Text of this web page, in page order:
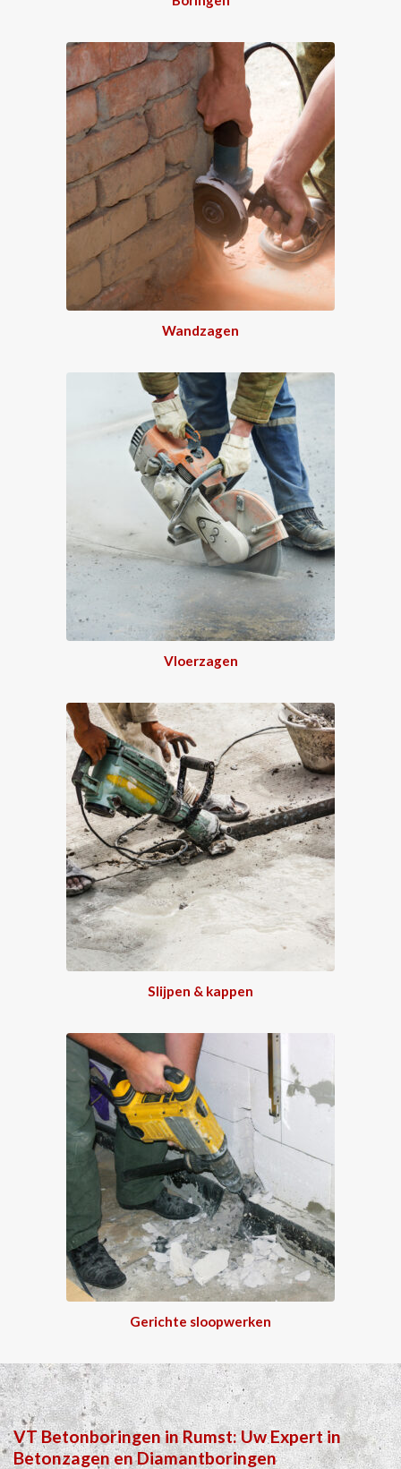
Wandzagen
Vloerzagen
Slijpen & kappen
Gerichte sloopwerken
VT BetonboringeninRumst: Uw Expert in
BetonzagenenDiamantboringen